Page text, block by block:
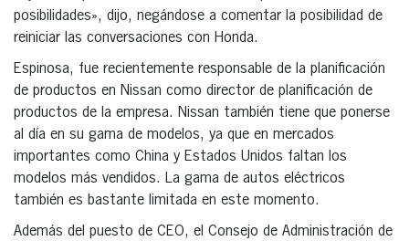
posibilidades», dijo, negándose a comentar la posibilidad de
reiniciar las conversaciones con Honda.
Espinosa, fue recientemente responsable de la planificación
de productos en Nissan como director de planificación de
productos de la empresa. Nissan también tiene que ponerse
al día en su gama de modelos, ya que en mercados
importantes como China y Estados Unidos faltan los
modelos más vendidos. La gama de autos eléctricos
también es bastante limitada en este momento.
Además del puesto de CEO, el Consejo de Administración de